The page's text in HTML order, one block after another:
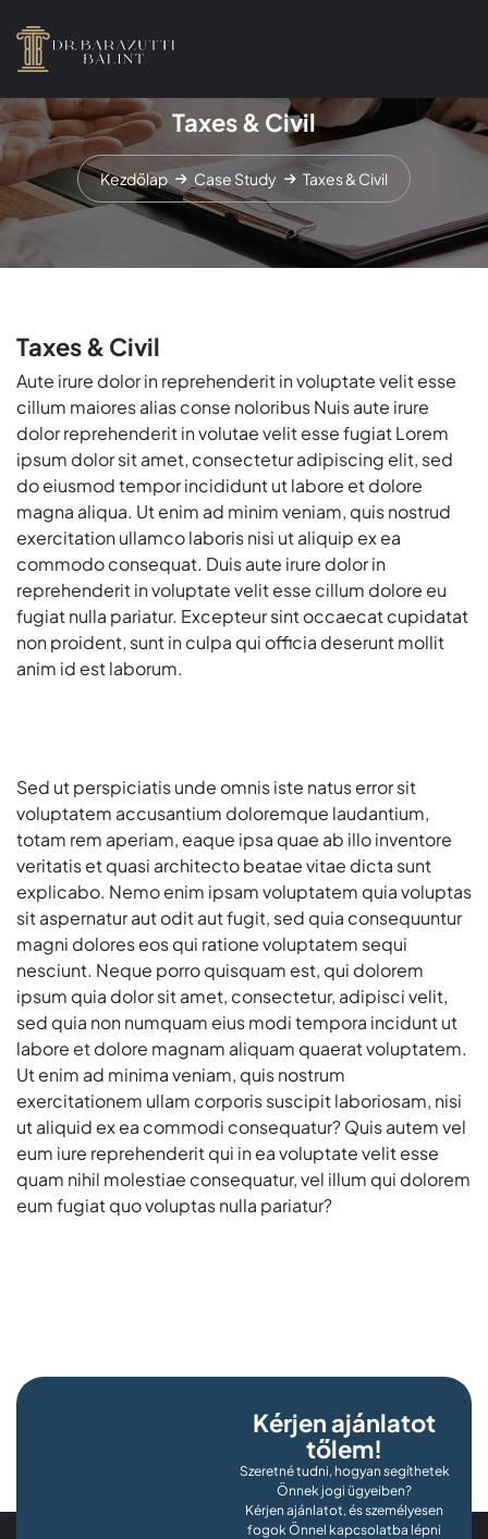
Taxes & Civil
Kezdőlap Case Study Taxes & Civil
Taxes & Civil
Aute irure dolor in reprehenderit in voluptate velit esse
cillum maiores alias conse noloribus Nuis aute irure
dolor reprehenderit in volutae velit esse fugiat Lorem
ipsum dolor sit amet, consectetur adipiscing elit, sed
do eiusmod tempor incididunt ut labore et dolore
magna aliqua. Ut enim ad minim veniam, quis nostrud
exercitation ullamco laboris nisi ut aliquip ex ea
commodo consequat. Duis aute irure dolor in
reprehenderit in voluptate velit esse cillum dolore eu
fugiat nulla pariatur. Excepteur sint occaecat cupidatat
non proident, sunt in culpa qui officia deserunt mollit
anim id est laborum.
Sed ut perspiciatis unde omnis iste natus error sit
voluptatem accusantium doloremque laudantium,
totam rem aperiam, eaque ipsa quae ab illo inventore
veritatis et quasi architecto beatae vitae dicta sunt
explicabo. Nemo enim ipsam voluptatem quia voluptas
sit aspernatur aut odit aut fugit, sed quia consequuntur
magni dolores eos qui ratione voluptatem sequi
nesciunt. Neque porro quisquam est, qui dolorem
ipsum quia dolor sit amet, consectetur, adipisci velit,
sed quia non numquam eius modi tempora incidunt ut
labore et dolore magnam aliquam quaerat voluptatem.
Ut enim ad minima veniam, quis nostrum
exercitationem ullam corporis suscipit laboriosam, nisi
ut aliquid ex ea commodi consequatur? Quis autem vel
eum iure reprehenderit qui in ea voluptate velit esse
quam nihil molestiae consequatur, vel illum qui dolorem
eum fugiat quo voluptas nulla pariatur?
Kérjen ajánlatot
tőlem!
Szeretné tudni, hogyan segíthetek
Önnek jogi ügyeiben?
Kérjen ajánlatot, és személyesen
fogok Önnel kapcsolatba lépni